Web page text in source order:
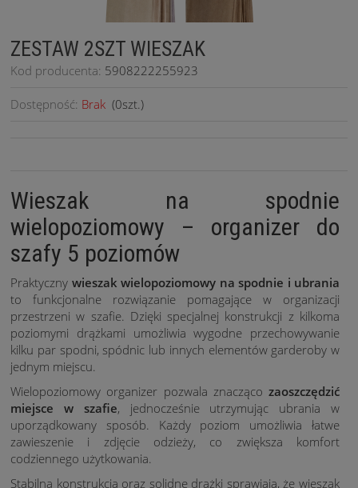
ZESTAW 2SZT WIESZAK
Kod producenta: 5908222255923
Dostępność: Brak (0szt.)
Wieszak na spodnie
wielopoziomowy – organizer do
szafy 5 poziomów
Praktyczny wieszak wielopoziomowy na spodnie i ubrania
to funkcjonalne rozwiązanie pomagające w organizacji
przestrzeni w szafie. Dzięki specjalnej konstrukcji z kilkoma
poziomymi drążkami umożliwia wygodne przechowywanie
kilku par spodni, spódnic lub innych elementów garderoby w
jednym miejscu.
Wielopoziomowy organizer pozwala znacząco zaoszczędzić
miejsce w szafie, jednocześnie utrzymując ubrania w
uporządkowany sposób. Każdy poziom umożliwia łatwe
zawieszenie i zdjęcie odzieży, co zwiększa komfort
codziennego użytkowania.
Stabilna konstrukcja oraz solidne drążki sprawiają, że wieszak